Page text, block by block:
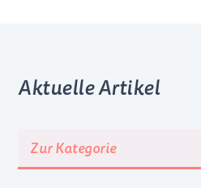
Aktuelle Artikel
Zur Kategorie